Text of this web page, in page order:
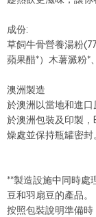
成份:
草飼牛骨營養湯粉
蘋果醋*）木薯澱粉*
澳洲製造
於澳洲以當地和進口
於澳洲包裝及印製
燥處並保持瓶罐密封。
**製造設施中同時處
豆和羽扇豆的產品。
按照包裝說明準備時